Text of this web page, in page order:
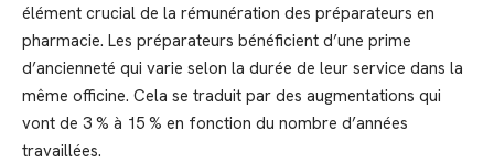
élément crucial de la rémunération des préparateurs en
pharmacie. Les préparateurs bénéficient d’une prime
d’ancienneté qui varie selon la durée de leur service dans la
même officine. Cela se traduit par des augmentations qui
vont de 3 % à 15 % en fonction du nombre d’années
travaillées.